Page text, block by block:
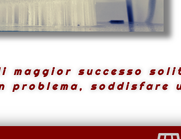
maggior successo
problema, soddisfare